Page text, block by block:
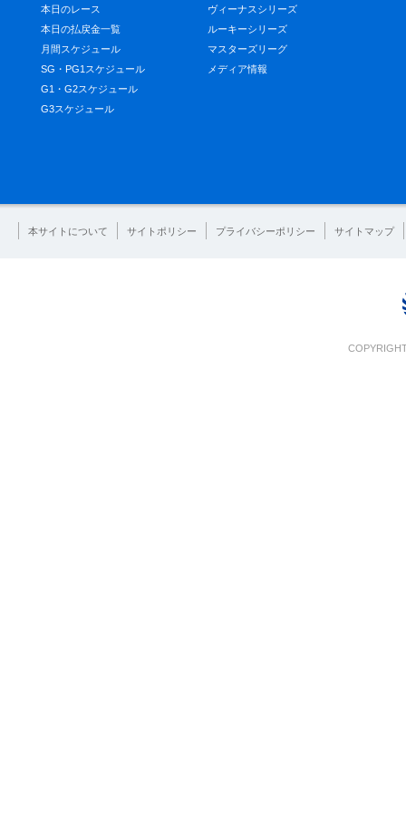
本日のレース
本日の払戻金一覧
月間スケジュール
SG・PG1スケジュール
G1・G2スケジュール
G3スケジュール
ヴィーナスシリーズ
ルーキーシリーズ
マスターズリーグ
メディア情報
本サイトについて サイトポリシー プライバシーポリシー サイトマップ